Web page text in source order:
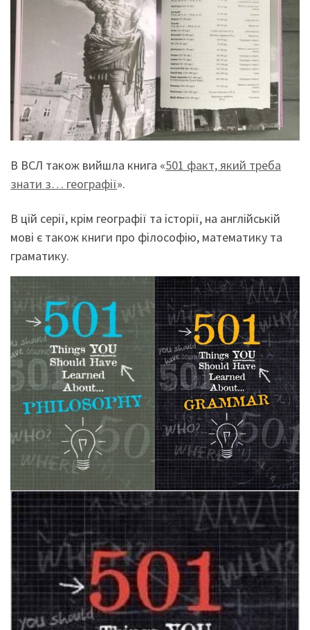
В ВСЛ також вийшла книга «501 факт, який треба
знати з… географії».
В цій серії, крім географії та історії, на англійській
мові є також книги про філософію, математику та
граматику.